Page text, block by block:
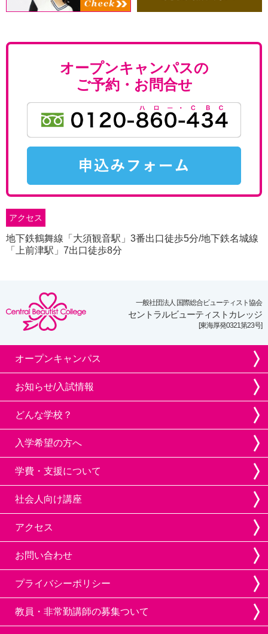
オープンキャンパスの
ご予約・お問合せ
アクセス
地下鉄鶴舞線「大須観音駅」3番出口徒歩5分/地下鉄名城線
「上前津駅」7出口徒歩8分
一般社団法人 国際総合ビューティスト協会
セントラルビューティストカレッジ
[東海厚発0321第23号]
オープンキャンパス
お知らせ/入試情報
どんな学校？
入学希望の方へ
学費・支援について
社会人向け講座
アクセス
お問い合わせ
プライバシーポリシー
教員・非常勤講師の募集ついて